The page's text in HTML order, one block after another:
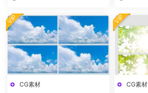
CG素材
VIP
CG素材
VIP